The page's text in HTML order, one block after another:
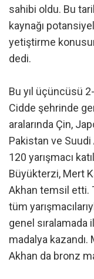
sahibi oldu. Bu
kaynağı
yetiştirme
dedi.
Bu yıl üçüncüsü
Cidde şehrinde
aralarında Çin,
Pakistan ve Suudi
120 yarışmacı
Büyükterzi, Mert
Akhan temsil etti.
tüm
genel sıralamada
madalya kazandı.
Akhan da bronz